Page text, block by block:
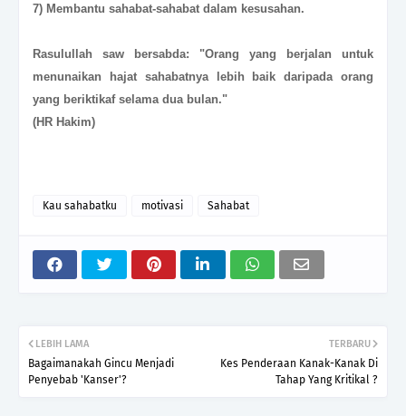
7) Membantu sahabat-sahabat dalam kesusahan.
Rasulullah saw bersabda: "Orang yang berjalan untuk
menunaikan hajat sahabatnya lebih baik daripada orang
yang beriktikaf selama dua bulan."
(HR Hakim)
Kau sahabatku motivasi Sahabat
TERBARU
Kes Penderaan Kanak-Kanak Di
Tahap Yang Kritikal ?
LEBIH LAMA
Bagaimanakah Gincu Menjadi
Penyebab 'Kanser'?